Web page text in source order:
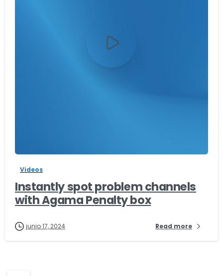
Videos
Instantly spot problem channels
with Agama Penalty box
junio 17, 2024 Read more